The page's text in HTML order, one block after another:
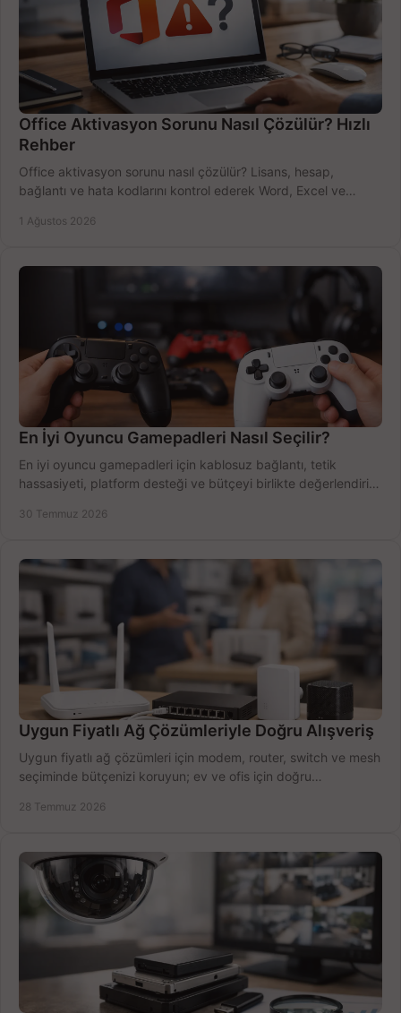
Office Aktivasyon Sorunu Nasıl Çözülür? Hızlı
Rehber
Office aktivasyon sorunu nasıl çözülür? Lisans, hesap,
bağlantı ve hata kodlarını kontrol ederek Word, Excel ve
1 Ağustos 2026
En İyi Oyuncu Gamepadleri Nasıl Seçilir?
En iyi oyuncu gamepadleri için kablosuz bağlantı, tetik
hassasiyeti, platform desteği ve bütçeyi birlikte değerlendirin;
30 Temmuz 2026
Uygun Fiyatlı Ağ Çözümleriyle Doğru Alışveriş
Uygun fiyatlı ağ çözümleri için modem, router, switch ve mesh
seçiminde bütçenizi koruyun; ev ve ofis için doğru
28 Temmuz 2026